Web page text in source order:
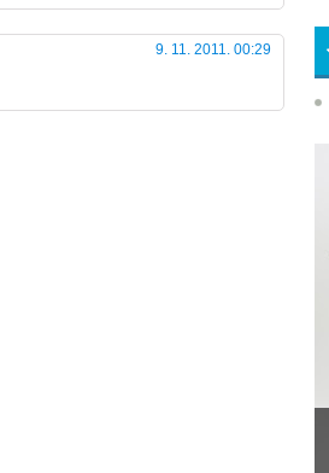
9. 11. 2011. 00:29